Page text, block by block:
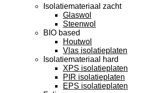
Isolatiemateriaal zacht
Glaswol
Steenwol
BIO based
Houtwol
Vlas isolatieplaten
Isolatiemateriaal hard
XPS isolatieplaten
PIR isolatieplaten
EPS isolatieplaten